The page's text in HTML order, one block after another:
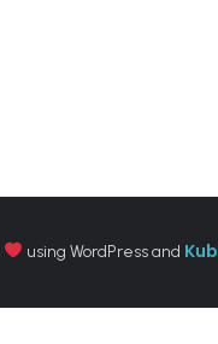
using WordPress and